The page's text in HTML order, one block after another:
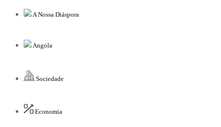
A Nossa Diáspora
Angola
Sociedade
Economia